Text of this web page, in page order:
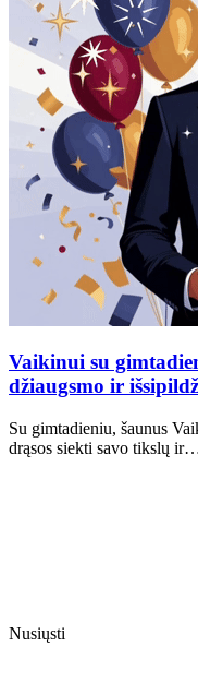
Vaikinui su
džiaugsmo ir
Su gimtadieniu, šaunus
drąsos siekti savo tikslų
Nusiųsti